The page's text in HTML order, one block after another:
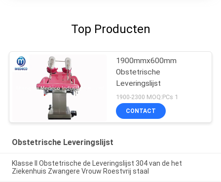
Top Producten
1900mmx600mm
Obstetrische
Leveringslijst
1900-2300 MOQ:PCs 1
CONTACT
Obstetrische Leveringslijst
Klasse II Obstetrische de Leveringslijst 304 van de het
Ziekenhuis Zwangere Vrouw Roestvrij staal